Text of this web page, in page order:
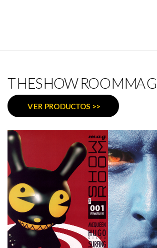
THESHOWROOMMAG
VER PRODUCTOS >>